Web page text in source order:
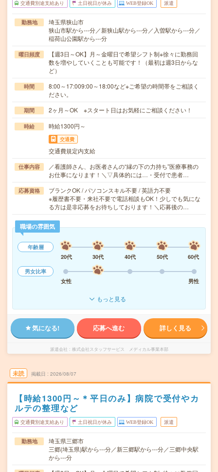
交通費別途支給あり 土日祝日が休み WEB登録OK 派遣
勤務地
埼玉県狭山市
狭山市駅から---分／新狭山駅から---分／入曽駅から---分／
稲荷山公園駅から---分
曜日頻度
【週3日～OK】月～金曜日で希望シフト制※徐々に勤務回
数を増やしていくことも可能です！（最初は週3日からな
ど）
時間
8:00～17:009:00～18:00など※ご希望の時間帯をご相談く
ださい。
期間 2ヶ月～OK ※スタート日はお気軽にご相談ください！
時給 時給1300円～
交通費
交通費規定内支給
仕事内容
／看護師さん、お医者さんの“縁の下の力持ち”医療事務の
お仕事になります！＼▽具体的には…・受付で患者…
応募資格
ブランクOK / パソコンスキル不要 / 英語力不要
※履歴書不要・来社不要で電話相談もOK！少しでも気にな
る方は是非応募をお待ちしております！＼応募後の…
職場の雰囲気
年齢層
20代
30代 40代 50代
60代
男女比率
女性
男性
もっと見る
気になる! 応募へ進む 詳しく見る
派遣会社 株式会社スタッフサービス メディカル事業本部
未読 掲載日 2026/08/07
【時給1300円～＊平日のみ】病院で受付やカ
ルテの整理など
交通費別途支給あり 土日祝日が休み WEB登録OK 派遣
勤務地
埼玉県三郷市
三郷(埼玉県)駅から---分／新三郷駅から---分／三郷中央駅
から---分